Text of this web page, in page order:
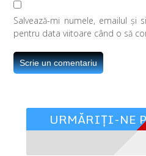
Salvează-mi numele, emailul și
pentru data viitoare când o să
URMĂRIȚI-NE